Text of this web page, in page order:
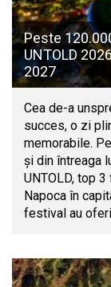
Peste
UNTOLD
2027
Cea de-a
succes, o zi
memorabile.
și din întreaga
UNTOLD, top
Napoca în
festival au